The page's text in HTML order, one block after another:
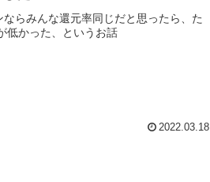
らみんな還元率同じだと思ったら、た
低かった、というお話
2022.03.18